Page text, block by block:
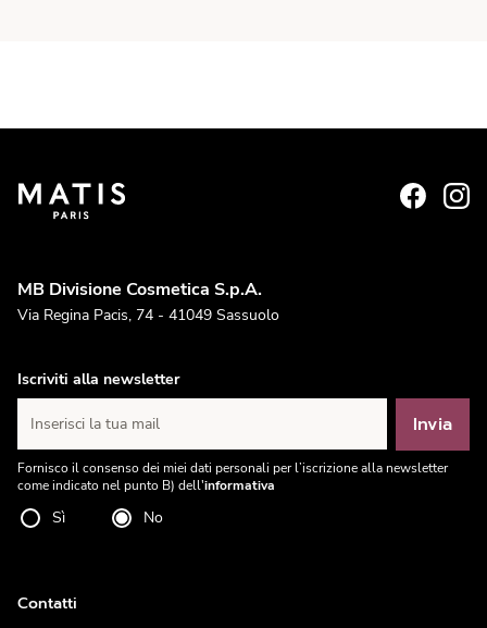
MB Divisione Cosmetica S.p.A.
Via Regina Pacis, 74 - 41049 Sassuolo
Iscriviti alla newsletter
Inserisci la tua mail Invia
Fornisco il consenso dei miei dati personali per l’iscrizione alla newsletter
come indicato nel punto B) dell'informativa
Sì No
Contatti